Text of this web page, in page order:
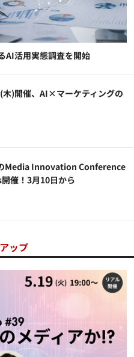
AI活用実態調査を開始
木)開催、AI×マーケティングの
Media Innovation Conference
催！3月10日から
ップ